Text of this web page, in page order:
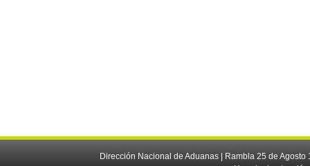
Dirección Nacional de Aduanas | Rambla 25 de